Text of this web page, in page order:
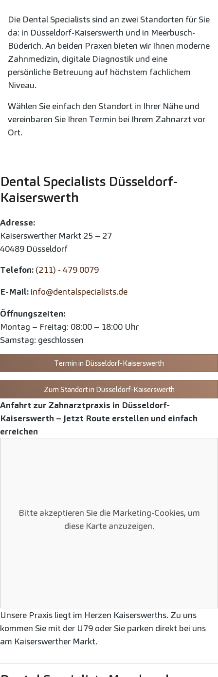
Die Dental Specialists sind an zwei Standorten für Sie
da: in Düsseldorf-Kaiserswerth und in Meerbusch-
Büderich. An beiden Praxen bieten wir Ihnen moderne
Zahnmedizin, digitale Diagnostik und eine
persönliche Betreuung auf höchstem fachlichem
Niveau.
Wählen Sie einfach den Standort in Ihrer Nähe und
vereinbaren Sie Ihren Termin bei Ihrem Zahnarzt vor
Ort.
Dental Specialists Düsseldorf-
Kaiserswerth
Adresse:
Kaiserswerther Markt 25 – 27
40489 Düsseldorf
Telefon: (211) - 479 0079
E-Mail: info@dentalspecialists.de
Öffnungszeiten:
Montag – Freitag: 08:00 – 18:00 Uhr
Samstag: geschlossen
Termin in Düsseldorf-Kaiserswerth
Zum Standort in Düsseldorf-Kaiserswerth
Anfahrt zur Zahnarztpraxis in Düsseldorf-
Kaiserswerth – Jetzt Route erstellen und einfach
erreichen
Bitte akzeptieren Sie die Marketing-Cookies, um
diese Karte anzuzeigen.
Unsere Praxis liegt im Herzen Kaiserswerths. Zu uns
kommen Sie mit der U79 oder Sie parken direkt bei uns
am Kaiserswerther Markt.